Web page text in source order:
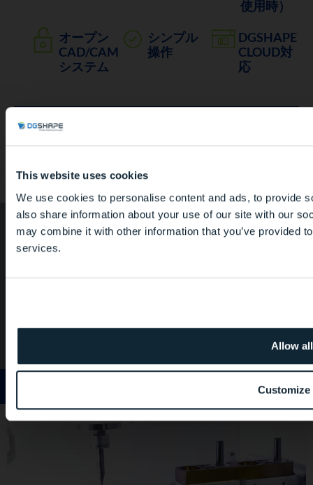
This website uses cookies
We use cookies to personalise content and ads, to provide
also share information about your use of our site with our
may combine it with other information that you’ve provided
services.
Allow all
Customize
使用時）
オープン
CAD/CAM
システム
シンプル
操作
DGSHAPE
CLOUD対
応
切削可能な材料
であり、一般の方や国外の
情報提供のサイトで